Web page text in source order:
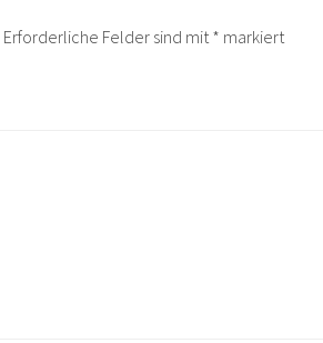
Erforderliche Felder sind mit* markiert